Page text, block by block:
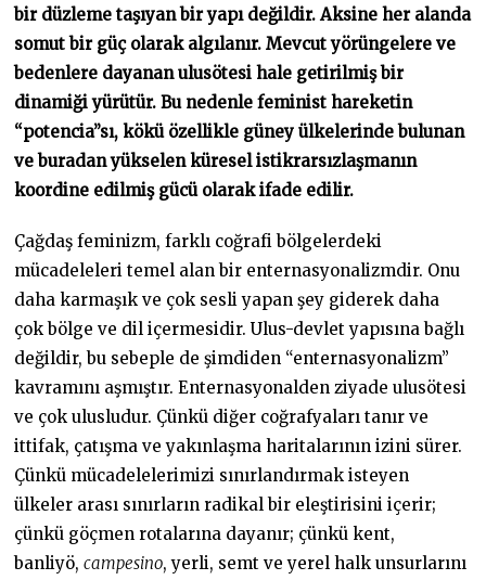
bir düzleme taşıyan bir yapı değildir. Aksine her alanda
somut bir güç olarak algılanır. Mevcut yörüngelere ve
bedenlere dayanan ulusötesi hale getirilmiş bir
dinamiği yürütür. Bu nedenle feminist hareketin
“potencia”sı, kökü özellikle güney ülkelerinde bulunan
ve buradan yükselen küresel istikrarsızlaşmanın
koordine edilmiş gücü olarak ifade edilir.
Çağdaş feminizm, farklı coğrafi bölgelerdeki
mücadeleleri temel alan bir enternasyonalizmdir. Onu
daha karmaşık ve çok sesli yapan şey giderek daha
çok bölge ve dil içermesidir. Ulus-devlet yapısına bağlı
değildir, bu sebeple de şimdiden “enternasyonalizm”
kavramını aşmıştır. Enternasyonalden ziyade ulusötesi
ve çok ulusludur. Çünkü diğer coğrafyaları tanır ve
ittifak, çatışma ve yakınlaşma haritalarının izini sürer.
Çünkü mücadelelerimizi sınırlandırmak isteyen
ülkeler arası sınırların radikal bir eleştirisini içerir;
çünkü göçmen rotalarına dayanır; çünkü kent,
banliyö,campesino, yerli, semt ve yerel halk unsurlarını